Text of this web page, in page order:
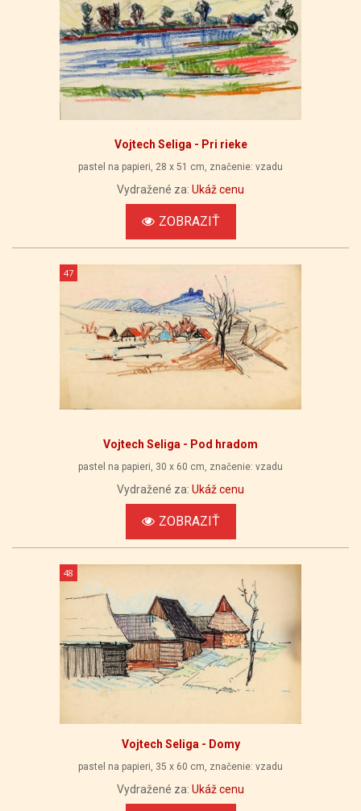
Vojtech Seliga - Pri rieke
pastel na papieri, 28 x 51 cm, značenie: vzadu
Vydražené za: Ukáž cenu
ZOBRAZIŤ
47
Vojtech Seliga - Pod hradom
pastel na papieri, 30 x 60 cm, značenie: vzadu
Vydražené za: Ukáž cenu
ZOBRAZIŤ
48
Vojtech Seliga - Domy
pastel na papieri, 35 x 60 cm, značenie: vzadu
Vydražené za: Ukáž cenu